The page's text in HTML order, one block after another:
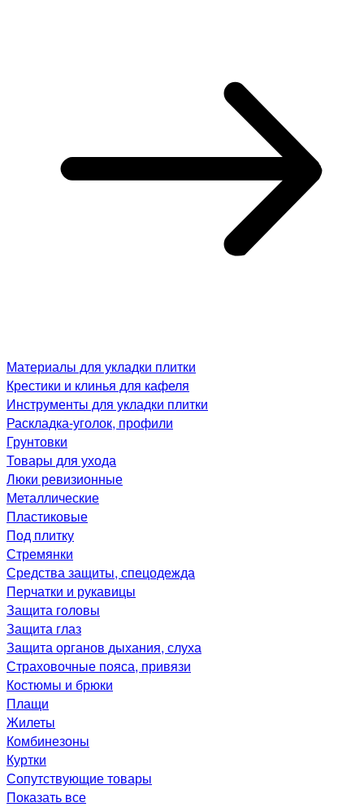
Материалы для укладки плитки
Крестики и клинья для кафеля
Инструменты для укладки плитки
Раскладка-уголок, профили
Грунтовки
Товары для ухода
Люки ревизионные
Металлические
Пластиковые
Под плитку
Стремянки
Средства защиты, спецодежда
Перчатки и рукавицы
Защита головы
Защита глаз
Защита органов дыхания, слуха
Страховочные пояса, привязи
Костюмы и брюки
Плащи
Жилеты
Комбинезоны
Куртки
Сопутствующие товары
Показать все